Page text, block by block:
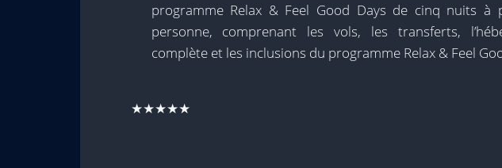
programme Relax & Feel Good Days de cinq nuits
personne, comprenant les vols, les transferts,
complète et les inclusions du programme Relax & Feel
★★★★★